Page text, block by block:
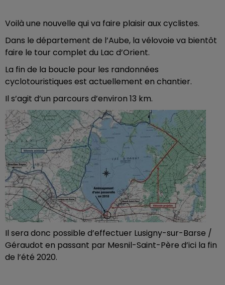
Voilà une nouvelle qui va faire plaisir aux cyclistes.
Dans le département de l’Aube, la vélovoie va bientôt
faire le tour complet du Lac d’Orient.
La fin de la boucle pour les randonnées
cyclotouristiques est actuellement en chantier.
Il s’agit d’un parcours d’environ 13 km.
Il sera donc possible d’effectuer Lusigny-sur-Barse /
Géraudot en passant par Mesnil-Saint-Père d’ici la fin
de l’été 2020.